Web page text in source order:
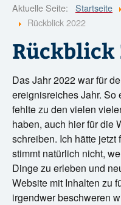
Aktuelle Seite: Startseite
Rückblick 2022
Rückblick
Das Jahr 2022 war für
ereignisreiches Jahr. So
fehlte zu den vielen
haben, auch hier für die
schreiben. Ich hätte jetzt
stimmt natürlich nicht,
Dinge zu erleben und
Website mit Inhalten zu
irgendwer beschweren